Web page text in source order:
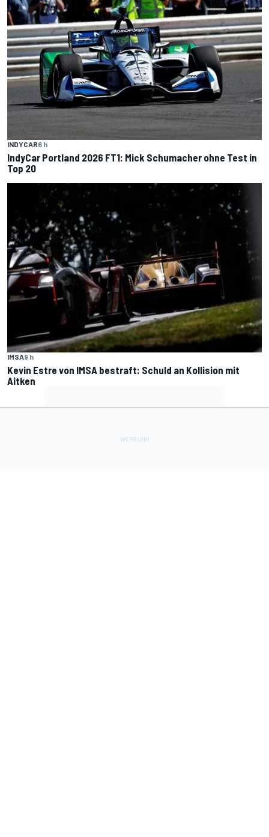
INDYCAR6 h
IndyCar Portland 2026 FT1: Mick Schumacher ohne Test in
Top 20
IMSA9 h
Kevin Estre von IMSA bestraft: Schuld an Kollision mit
Aitken